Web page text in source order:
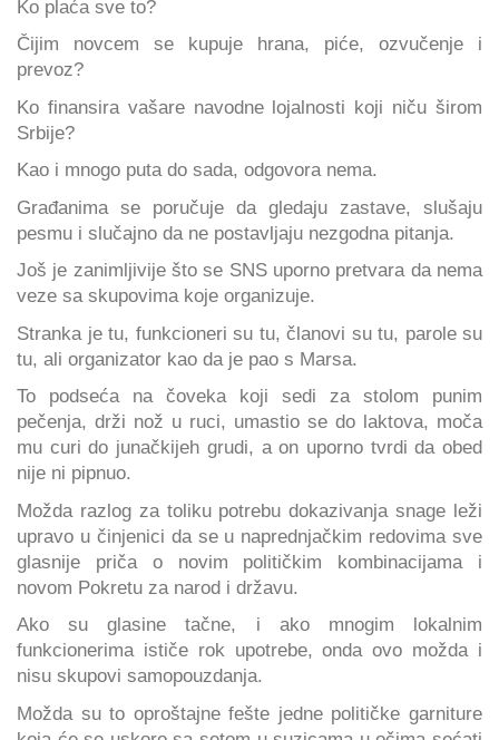
Ko plaća sve to?
Čijim novcem se kupuje hrana, piće, ozvučenje i
prevoz?
Ko finansira vašare navodne lojalnosti koji niču širom
Srbije?
Kao i mnogo puta do sada, odgovora nema.
Građanima se poručuje da gledaju zastave, slušaju
pesmu i slučajno da ne postavljaju nezgodna pitanja.
Još je zanimljivije što se SNS uporno pretvara da nema
veze sa skupovima koje organizuje.
Stranka je tu, funkcioneri su tu, članovi su tu, parole su
tu, ali organizator kao da je pao s Marsa.
To podseća na čoveka koji sedi za stolom punim
pečenja, drži nož u ruci, umastio se do laktova, moča
mu curi do junačkijeh grudi, a on uporno tvrdi da obed
nije ni pipnuo.
Možda razlog za toliku potrebu dokazivanja snage leži
upravo u činjenici da se u naprednjačkim redovima sve
glasnije priča o novim političkim kombinacijama i
novom Pokretu za narod i državu.
Ako su glasine tačne, i ako mnogim lokalnim
funkcionerima ističe rok upotrebe, onda ovo možda i
nisu skupovi samopouzdanja.
Možda su to oproštajne fešte jedne političke garniture